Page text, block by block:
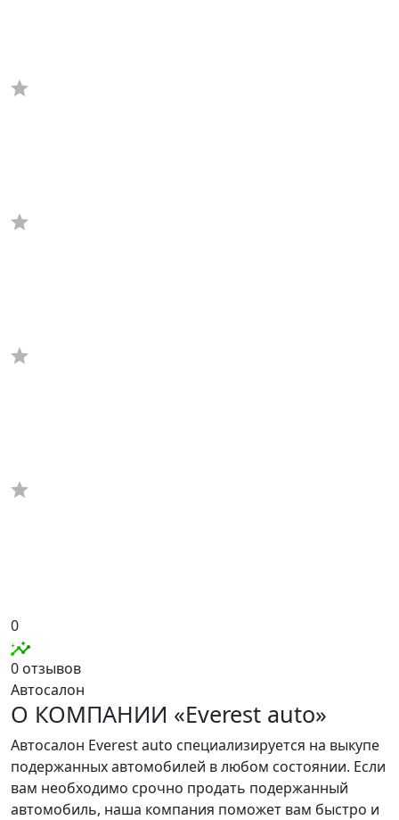
0
0 отзывов
Автосалон
О КОМПАНИИ «Everest auto»
Автосалон Everest auto специализируется на выкупе
подержанных автомобилей в любом состоянии. Если
вам необходимо срочно продать подержанный
автомобиль, наша компания поможет вам быстро и